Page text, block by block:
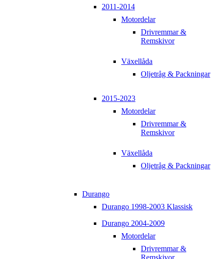
2011-2014
Motordelar
Drivremmar &
Remskivor
Växellåda
Oljetråg & Packningar
2015-2023
Motordelar
Drivremmar &
Remskivor
Växellåda
Oljetråg & Packningar
Durango
Durango 1998-2003 Klassisk
Durango 2004-2009
Motordelar
Drivremmar &
Remskivor